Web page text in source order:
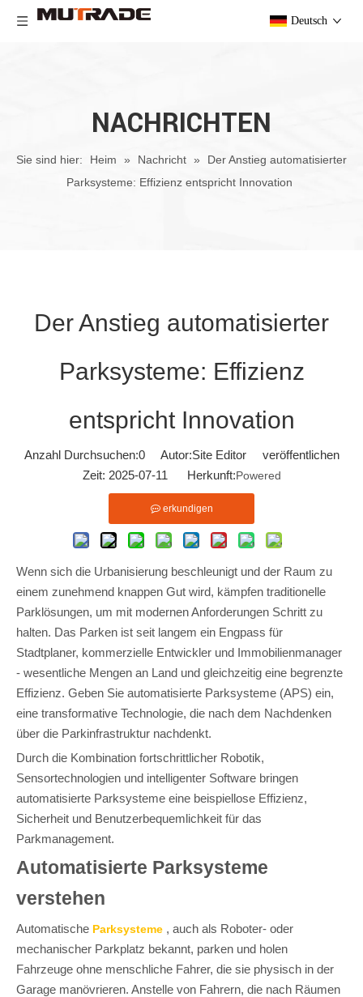
Deutsch
NACHRICHTEN
Sie sind hier: Heim » Nachricht »
Der Anstieg automatisierter
Parksysteme: Effizienz entspricht Innovation
Der Anstieg automatisierter
Parksysteme: Effizienz
entspricht Innovation
Anzahl Durchsuchen:0Autor:Site Editor veröffentlichen
Zeit: 2025-07-11 Herkunft:Powered
erkundigen
Wenn sich die Urbanisierung beschleunigt und der Raum zu
einem zunehmend knappen Gut wird, kämpfen traditionelle
Parklösungen, um mit modernen Anforderungen Schritt zu
halten. Das Parken ist seit langem ein Engpass für
Stadtplaner, kommerzielle Entwickler und Immobilienmanager
- wesentliche Mengen an Land und gleichzeitig eine begrenzte
Effizienz. Geben Sie automatisierte Parksysteme (APS) ein,
eine transformative Technologie, die nach dem Nachdenken
über die Parkinfrastruktur nachdenkt.
Durch die Kombination fortschrittlicher Robotik,
Sensortechnologien und intelligenter Software bringen
automatisierte Parksysteme eine beispiellose Effizienz,
Sicherheit und Benutzerbequemlichkeit für das
Parkmanagement.
Automatisierte Parksysteme
verstehen
Automatische Parksysteme , auch als Roboter- oder
mechanischer Parkplatz bekannt, parken und holen
Fahrzeuge ohne menschliche Fahrer, die sie physisch in der
Garage manövrieren. Anstelle von Fahrern, die nach Räumen